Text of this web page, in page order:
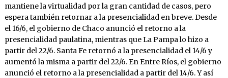
mantiene la virtualidad por la gran cantidad de casos, pero
espera también retornar a la presencialidad en breve. Desde
el 16/6, el gobierno de Chaco anunció el retorno a la
presencialidad paulatina, mientras que La Pampa lo hizo a
partir del 22/6. Santa Fe retornó a la presencialidad el 14/6 y
aumentó la misma a partir del 22/6. En Entre Ríos, el gobierno
anunció el retorno a la presencialidad a partir del 14/6. Y así